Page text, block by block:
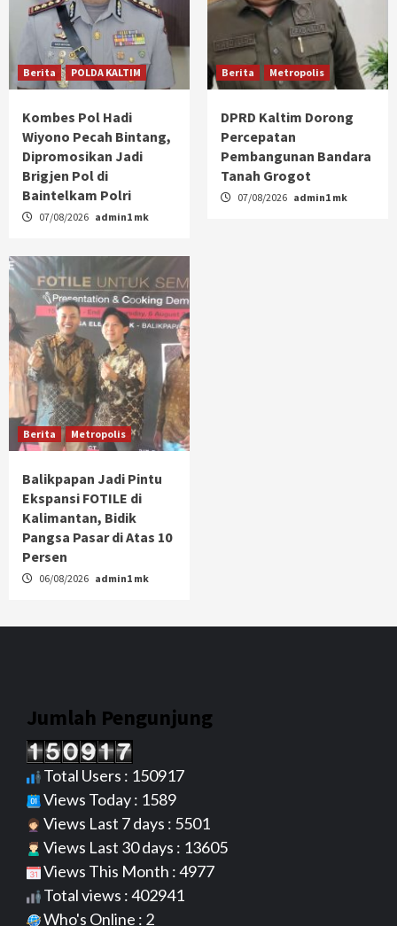
Berita POLDA KALTIM
Kombes Pol Hadi
Wiyono Pecah Bintang,
Dipromosikan Jadi
Brigjen Pol di
Baintelkam Polri
07/08/2026 admin1 mk
Berita Metropolis
DPRD Kaltim Dorong
Percepatan
Pembangunan Bandara
Tanah Grogot
07/08/2026 admin1 mk
Berita Metropolis
Balikpapan Jadi Pintu
Ekspansi FOTILE di
Kalimantan, Bidik
Pangsa Pasar di Atas 10
Persen
06/08/2026 admin1 mk
Jumlah Pengunjung
Total Users : 150917
Views Today : 1589
Views Last 7 days : 5501
Views Last 30 days : 13605
Views This Month : 4977
Total views : 402941
Who's Online : 2